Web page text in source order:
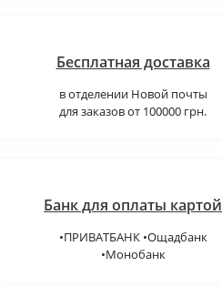
Бесплатная доставка
в отделении Новой почты
для заказов от 100000 грн.
Банк для оплаты картой
•ПРИВАТБАНК •Ощадбанк
•Монобанк